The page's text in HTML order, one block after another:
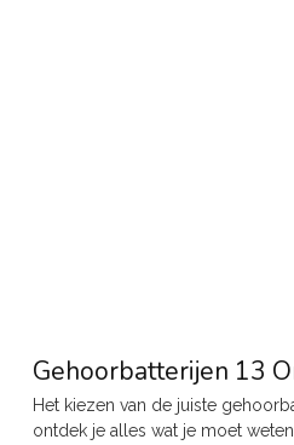
Gehoorbatterijen 13
Het kiezen van de juiste
ontdek je alles wat je moet